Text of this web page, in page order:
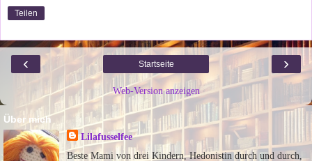
Teilen
‹ ›
Startseite
Web-Version anzeigen
Über mich
Lilafusselfee
Beste Mami von drei Kindern, Hedonistin durch und durch,